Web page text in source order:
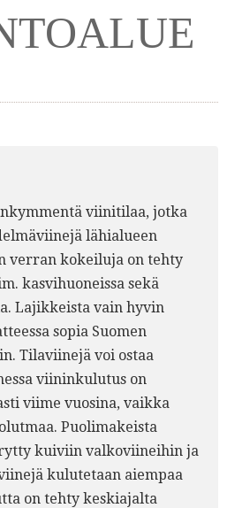
viinitilaa, jotka
lähialueen
verran kokeiluja on tehty
kasvihuoneissa sekä
Lajikkeista vain hyvin
sopia Suomen
Tilaviinejä voi ostaa
viininkulutus on
viime vuosina, vaikka
Puolimakeista
kuiviin valkoviineihin ja
kulutetaan aiempaa
on tehty keskiajalta